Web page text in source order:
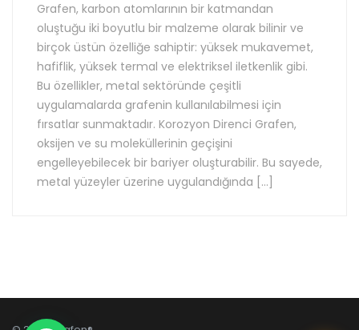
Grafen, karbon atomlarının bir katmandan
oluştuğu iki boyutlu bir malzeme olarak bilinir ve
birçok üstün özelliğe sahiptir: yüksek mukavemet,
hafiflik, yüksek termal ve elektriksel iletkenlik gibi.
Bu özellikler, metal sektöründe çeşitli
uygulamalarda grafenin kullanılabilmesi için
fırsatlar sunmaktadır. Korozyon Direnci Grafen,
oksijen ve su moleküllerinin geçişini
engelleyebilecek bir bariyer oluşturabilir. Bu sayede,
metal yüzeyler üzerine uygulandığında […]